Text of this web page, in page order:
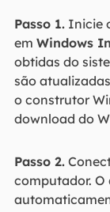
Passo 1.Inicie
em Windows
obtidas do
são
o construtor
download do
Passo 2.
computador. O